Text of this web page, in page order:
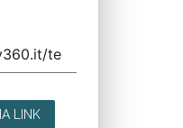
LINK